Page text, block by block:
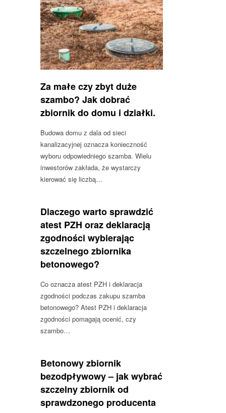
Za małe czy zbyt duże
szambo? Jak dobrać
zbiornik do domu i działki.
Budowa domu z dala od sieci
kanalizacyjnej oznacza konieczność
wyboru odpowiedniego szamba. Wielu
inwestorów zakłada, że wystarczy
kierować się liczbą…
Dlaczego warto sprawdzić
atest PZH oraz deklaracją
zgodności wybierając
szczelnego zbiornika
betonowego?
Co oznacza atest PZH i deklaracja
zgodności podczas zakupu szamba
betonowego? Atest PZH i deklaracja
zgodności pomagają ocenić, czy
szambo…
Betonowy zbiornik
bezodpływowy – jak wybrać
szczelny zbiornik od
sprawdzonego producenta